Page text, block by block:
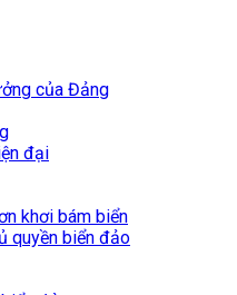
của Đảng
đại
khơi bám biển
quyền biển đảo